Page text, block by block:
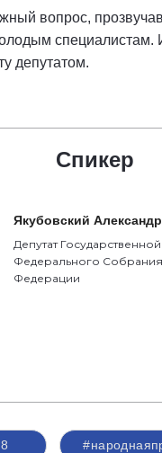
вопрос,
специалистам.
депутатом.
Спикер
Якубовский
Депутат
Федерального
Федерации